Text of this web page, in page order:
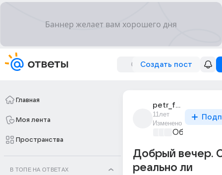
Создать пост
Главная
Моя лента
Пространства
В ТОПЕ НА ОТВЕТАХ
petr_fedianin_4
11лет
Изменено
Добрый вечер.
реально ли